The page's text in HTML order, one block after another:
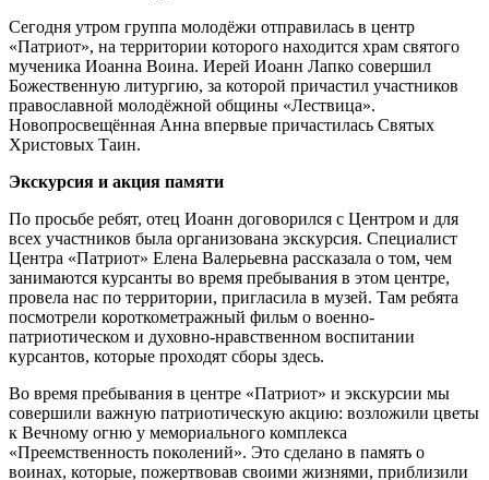
Сегодня утром группа молодёжи отправилась в центр
«Патриот», на территории которого находится храм святого
мученика Иоанна Воина. Иерей Иоанн Лапко совершил
Божественную литургию, за которой причастил участников
православной молодёжной общины «Лествица».
Новопросвещённая Анна впервые причастилась Святых
Христовых Таин.
Экскурсия и акция памяти
По просьбе ребят, отец Иоанн договорился с Центром и для
всех участников была организована экскурсия. Специалист
Центра «Патриот» Елена Валерьевна рассказала о том, чем
занимаются курсанты во время пребывания в этом центре,
провела нас по территории, пригласила в музей. Там ребята
посмотрели короткометражный фильм о военно-
патриотическом и духовно-нравственном воспитании
курсантов, которые проходят сборы здесь.
Во время пребывания в центре «Патриот» и экскурсии мы
совершили важную патриотическую акцию: возложили цветы
к Вечному огню у мемориального комплекса
«Преемственность поколений». Это сделано в память о
воинах, которые, пожертвовав своими жизнями, приблизили